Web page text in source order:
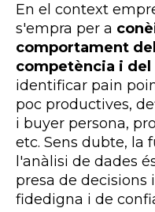
En el context
s'empra per a
comportament
competència i
identificar pain
poc productives,
i buyer persona,
etc. Sens dubte, la
l'anàlisi de dades
presa de decisions
fidedigna i de